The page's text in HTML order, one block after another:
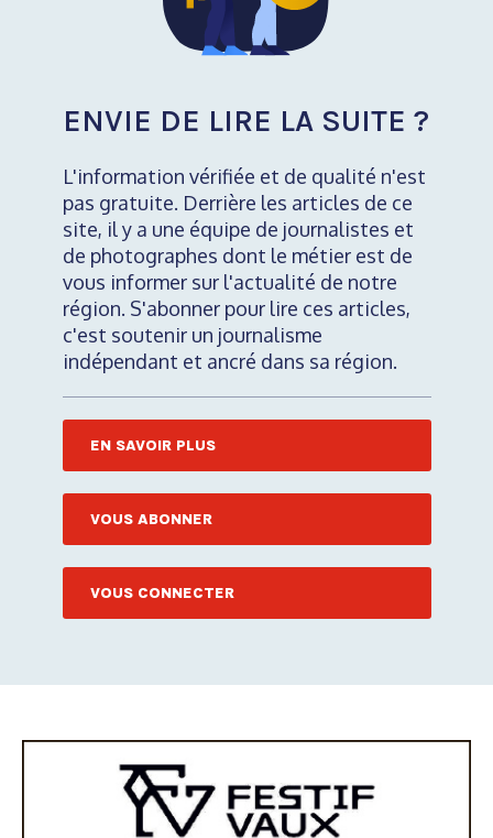
ENVIE DE LIRE LA SUITE ?
L'information vérifiée et de qualité n'est
pas gratuite. Derrière les articles de ce
site, il y a une équipe de journalistes et
de photographes dont le métier est de
vous informer sur l'actualité de notre
région. S'abonner pour lire ces articles,
c'est soutenir un journalisme
indépendant et ancré dans sa région.
EN SAVOIR PLUS
VOUS ABONNER
VOUS CONNECTER